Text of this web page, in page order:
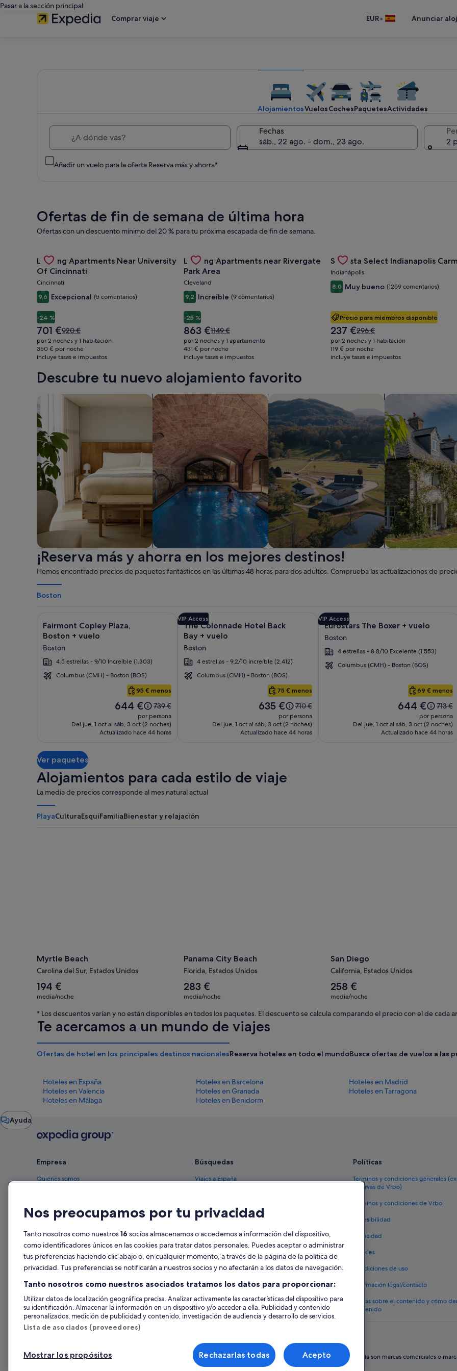
Pasar a la sección principal
Comprar viaje
EUR• Anunciar
vuelos
baratos,
de
alquiler,
actividades
y
paquetes
AlojamientosVuelosCochesPaquetesActividades
Fechas
sáb., 22 ago. - dom., 23 ago.
2
Añadir un vuelo para la oferta Reserva más y ahorra*
Ofertas de fin de semana de última hora
Ofertas con un descuento mínimo del 20 % para tu próxima escapada de fin de semana.
Gallery
Carousel
Landing Apartments Near University
Of Cincinnati
Cincinnati
9,6 Excepcional (5 comentarios)
-24 %
El
precio
actual
es
701 €
701 €El
precio
era
de
consulta
más
información
sobre
estándar.
920 €
por 2 noches y 1 habitación
350 € por noche
incluye tasas e impuestos
Gallery
Carousel
Landing Apartments near Rivergate
Park Area
Cleveland
9,2 Increíble (9 comentarios)
-25 %
El
precio
actual
es
863 €
863 €El
precio
era
de
consulta
más
información
sobre
la
tarifa
estándar.
1149 €
por 2 noches y 1 apartamento
431 € por noche
incluye tasas e impuestos
Gallery
Carousel
Sonesta Select Indianapolis
Indianápolis
8,0 Muy bueno (1259 comentarios)
Precio para miembros disponible
El
precio
actual
es
237 €El
precio
era
de
información
tarifa
estándar.
296 €
por 2 noches y 1 habitación
119 € por noche
incluye tasas e impuestos
Descubre tu nuevo alojamiento favorito
Apartotel
Buscar apartoteles
Spa
Buscar alojamientos con spa en las instalaciones
Granja
Buscar granja Buscar casas de
¡Reserva más y ahorra en los mejores destinos!
Hemos encontrado precios de paquetes fantásticos en las últimas 48 horas para dos adultos. Comprueba las actualizaciones de
Boston
Boston
de
imágenes
de
Fairmont
Copley
Fairmont Copley Plaza,
Boston + vuelo
Boston
4.5 estrellas - 9/10 Increíble (1.303)
Columbus (CMH) - Boston (BOS)
95 € menos
El
es
de
644 €
El
precio
era
de
sobre
tarifa
739 €
por persona
Del jue, 1 oct al sáb, 3 oct (2 noches)
Actualizado hace 44 horas
Haz clic para obtener más información sobre Fairmont Copley Plaza, Boston + vuelo y otros paquetes
Galería
de
imágenes
de
The
Colonnade
VIP Access
The Colonnade Hotel Back
Bay + vuelo
Boston
4 estrellas - 9.2/10 Increíble (2.412)
Columbus (CMH) - Boston (BOS)
75 € menos
El
es
de
635 €
El
precio
era
de
710 €
por persona
Del jue, 1 oct al sáb, 3 oct (2 noches)
Actualizado hace 44 horas
Haz clic para obtener más información sobre The Colonnade Hotel Back
Galería
de
imágenes
de
Eurostars
VIP Access
Eurostars The Boxer + vuelo
Boston
4 estrellas - 8.8/10 Excelente (1.553)
Columbus (CMH) - Boston (BOS)
69 € menos
El
es
de
644 €
El
precio
era
de
713 €
por persona
Del jue, 1 oct al sáb, 3 oct (2 noches)
Actualizado hace 44 horas
Haz clic para obtener más
Ver paquetes
Alojamientos para cada estilo de viaje
La media de precios corresponde al mes natural actual
PlayaCulturaEsquíFamiliaBienestar y relajación
Myrtle Beach
Carolina del Sur, Estados Unidos
El
precio
por
noche
es
194 €
media/noche
Panama City Beach
Florida, Estados Unidos
El
precio
por
noche
es
283 €
media/noche
San Diego
California, Estados Unidos
El
precio
por
258 €
media/noche
* Los descuentos varían y no están disponibles en todos los paquetes. El descuento se calcula comparando el precio con el de cada
Te acercamos a un mundo de viajes
Ofertas de hotel en los principales destinos nacionalesReserva hoteles en todo el mundoBusca ofertas de vuelos a las
Hoteles en España Hoteles en Barcelona Hoteles en Madrid
Hoteles en Valencia
Hoteles en Granada Hoteles en Tarragona
Hoteles en Málaga
Hoteles en Benidorm
Ayuda
Ventana
del
Empresa
Quiénes somos
Anuncia tu alojamiento
Prensa
Búsquedas
Viajes a España
Alquileres vacacionales España
Vuelos baratos en España
Alquiler de coches en España
Políticas
Términos y condiciones generales
reservas de Vrbo)
Términos y condiciones de Vrbo
Accesibilidad
Privacidad
Cookies
Condiciones de uso
Información legal/contacto
Pautas sobre el contenido y cómo
contenido
© 2026 Expedia, Inc., una empresa de Expedia Group. Todos los derechos reservados. Expedia y el logotipo de Expedia son marcas comerciales o
Nos preocupamos por tu privacidad
Tanto nosotros como nuestros16 socios almacenamos o accedemos a información del dispositivo,
como identificadores únicos en las cookies para tratar datos personales. Puedes aceptar o administrar
tus preferencias haciendo clic abajo o, en cualquier momento, a través de la página de la política de
privacidad. Tus preferencias se notificarán a nuestros socios y no afectarán a los datos de navegación.
Tanto nosotros como nuestros asociados tratamos los datos para proporcionar:
Utilizar datos de localización geográfica precisa. Analizar activamente las características del dispositivo para
su identificación. Almacenar la información en un dispositivo y/o acceder a ella. Publicidad y contenido
personalizados, medición de publicidad y contenido, investigación de audiencia y desarrollo de servicios.
Lista de asociados (proveedores)
Mostrar los propósitos Rechazarlas todas Acepto